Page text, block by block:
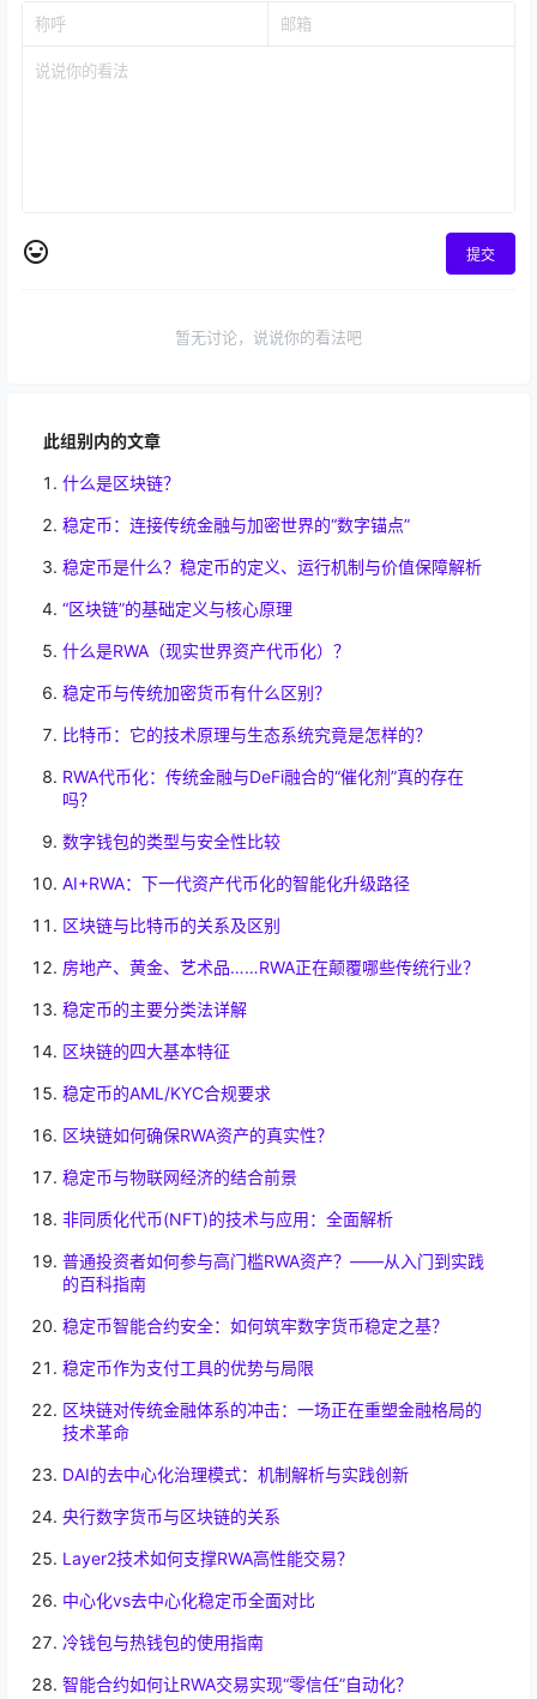
此组别内的文章
什么是区块链？
稳定币：连接传统金融与加密世界的“数字锚点”
稳定币是什么？稳定币的定义、运行机制与价值保障解析
“区块链”的基础定义与核心原理
什么是RWA（现实世界资产代币化）？
稳定币与传统加密货币有什么区别？
比特币：它的技术原理与生态系统究竟是怎样的？
RWA代币化：传统金融与DeFi融合的“催化剂”真的存在
吗？
数字钱包的类型与安全性比较
AI+RWA：下一代资产代币化的智能化升级路径
区块链与比特币的关系及区别
房地产、黄金、艺术品……RWA正在颠覆哪些传统行业？
稳定币的主要分类法详解
区块链的四大基本特征
稳定币的AML/KYC合规要求
区块链如何确保RWA资产的真实性？
稳定币与物联网经济的结合前景
非同质化代币(NFT)的技术与应用：全面解析
普通投资者如何参与高门槛RWA资产？——从入门到实践
的百科指南
稳定币智能合约安全：如何筑牢数字货币稳定之基？
稳定币作为支付工具的优势与局限
区块链对传统金融体系的冲击：一场正在重塑金融格局的
技术革命
DAI的去中心化治理模式：机制解析与实践创新
央行数字货币与区块链的关系
Layer2技术如何支撑RWA高性能交易？
中心化vs去中心化稳定币全面对比
冷钱包与热钱包的使用指南
智能合约如何让RWA交易实现“零信任”自动化？
提交
暂无讨论，说说你的看法吧